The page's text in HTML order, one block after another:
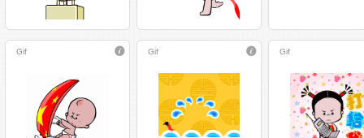
Gif Gif Gif